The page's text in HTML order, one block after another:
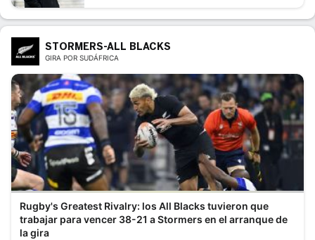
STORMERS-ALL BLACKS
GIRA POR SUDÁFRICA
Rugby's Greatest Rivalry: los All Blacks tuvieron que
trabajar para vencer 38-21 a Stormers en el arranque de
la gira